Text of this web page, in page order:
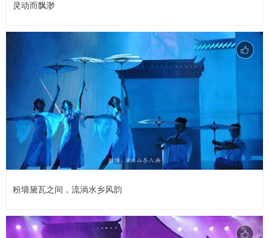
灵动而飘渺
粉墙黛瓦之间，流淌水乡风韵